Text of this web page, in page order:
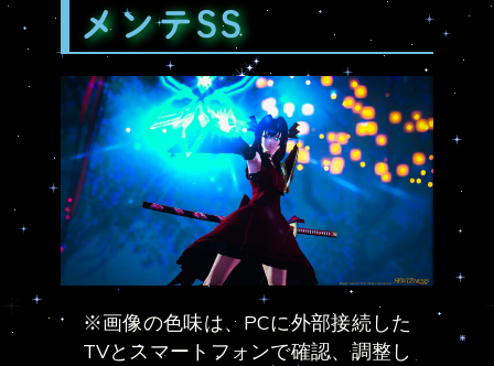
メンテSS
※画像の色味は、PCに外部接続した
TVとスマートフォンで確認、調整し